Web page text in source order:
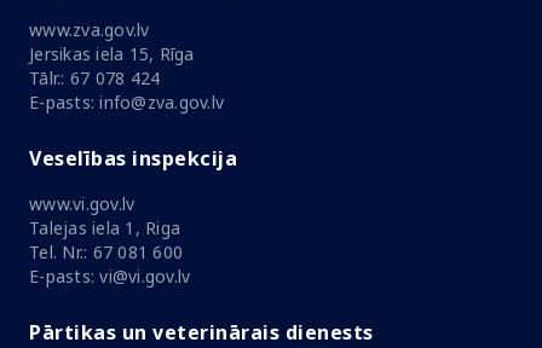
www.zva.gov.lv
Jersikas iela 15, Rīga
Tālr.: 67 078 424
E-pasts: info@zva.gov.lv
Veselības inspekcija
www.vi.gov.lv
Talejas iela 1, Riga
Tel. Nr.: 67 081 600
E-pasts: vi@vi.gov.lv
Pārtikas un veterinārais dienests